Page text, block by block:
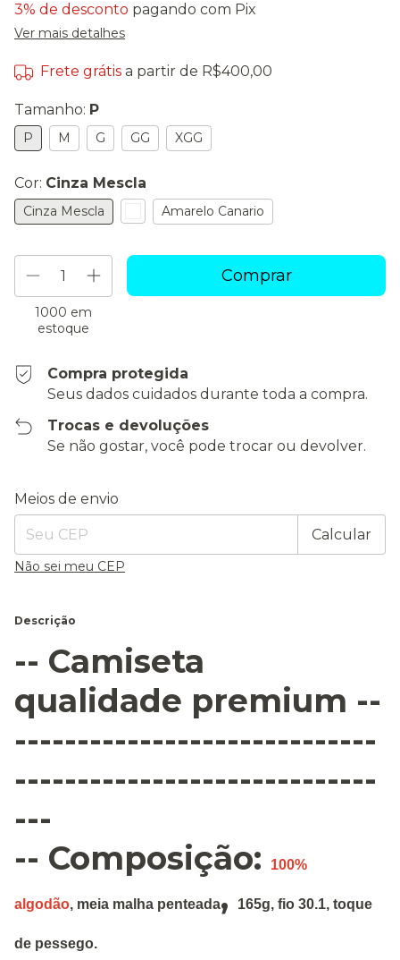
3% de desconto pagando com Pix
Ver mais detalhes
Frete grátis a partir de R$400,00
Tamanho: P
P M G GG XGG
Cor: Cinza Mescla
Cinza Mescla Amarelo Canario
1000 em
estoque
Compra protegida
Seus dados cuidados durante toda a compra.
Trocas e devoluções
Se não gostar, você pode trocar ou devolver.
Entregas para o CEP:
Meios de envio
Calcular
Não sei meu CEP
Descrição
-- Camiseta
qualidade premium --
-----------------------------
-----------------------------
---
-- Composição:
100%
algodão, meia malha penteada, 165g, fio 30.1, toque
de pessego.